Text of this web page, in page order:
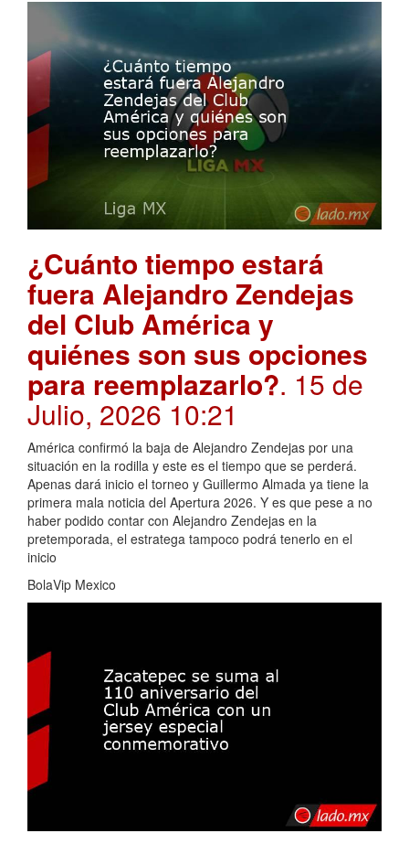
¿Cuánto tiempo estará
fuera Alejandro Zendejas
del Club América y
quiénes son sus opciones
para reemplazarlo?. 15 de
Julio, 2026 10:21
América confirmó la baja de Alejandro Zendejas por una
situación en la rodilla y este es el tiempo que se perderá.
Apenas dará inicio el torneo y Guillermo Almada ya tiene la
primera mala noticia del Apertura 2026. Y es que pese a no
haber podido contar con Alejandro Zendejas en la
pretemporada, el estratega tampoco podrá tenerlo en el
inicio
BolaVip Mexico